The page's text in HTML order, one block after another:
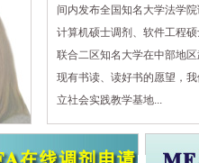
间内发布全国知名大学法学
计算机硕士调剂、软件工程
联合二区知名大学在中部地
现有书读、读好书的愿望，
立社会实践教学基地...